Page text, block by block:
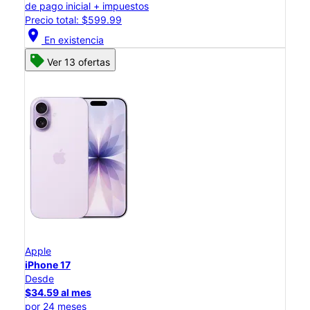
de pago inicial + impuestos
Precio total: $599.99
location_on En existencia
Ver 13 ofertas
Apple
iPhone 17
Desde
$34.59 al mes
por 24 meses